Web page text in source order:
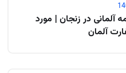
آلمانی در زنجان | مورد
آلمان